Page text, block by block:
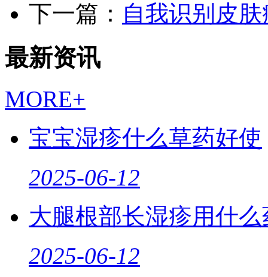
下一篇： 自我识别皮肤
最新资讯
MORE+
宝宝湿疹什么草药好使
2025-06-12
大腿根部长湿疹用什么
2025-06-12